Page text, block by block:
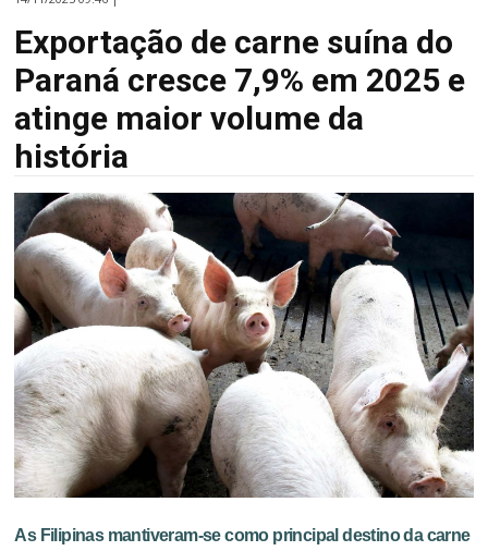
Exportação de carne suína do
Paraná cresce 7,9% em 2025 e
atinge maior volume da
história
As Filipinas mantiveram-se como principal destino da carne